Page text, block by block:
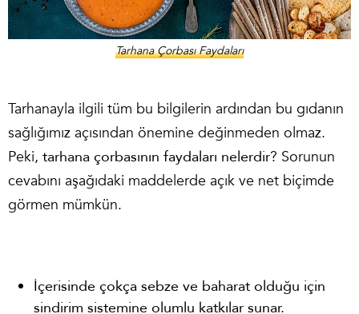
Tarhana Çorbası Faydaları
Tarhanayla ilgili tüm bu bilgilerin ardından bu gıdanın
sağlığımız açısından önemine değinmeden olmaz.
Peki, tarhana çorbasının faydaları nelerdir? Sorunun
cevabını aşağıdaki maddelerde açık ve net biçimde
görmen mümkün.
İçerisinde çokça sebze ve baharat olduğu için
sindirim sistemine olumlu katkılar sunar.